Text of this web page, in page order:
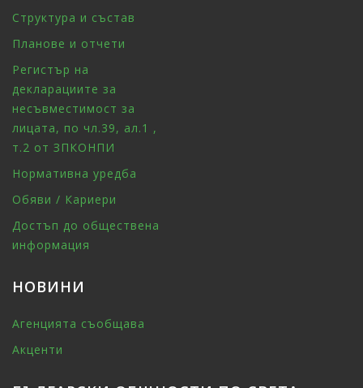
Структура и състав
Планове и отчети
Регистър на
декларациите за
несъвместимост за
лицата, по чл.39, ал.1 ,
т.2 от ЗПКОНПИ
Нормативна уредба
Обяви / Кариери
Достъп до обществена
информация
НОВИНИ
Агенцията съобщава
Акценти